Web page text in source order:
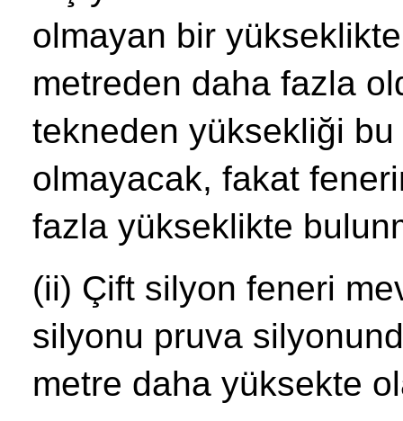
olmayan bir
metreden daha fazla
tekneden yüksekliği
olmayacak, fakat
fazla yükseklikte
(ii) Çift silyon feneri
silyonu pruva
metre daha yüksekte